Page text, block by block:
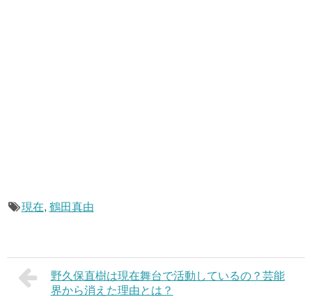
現在, 鶴田真由
野久保直樹は現在舞台で活動しているの？芸能
界から消えた理由とは？